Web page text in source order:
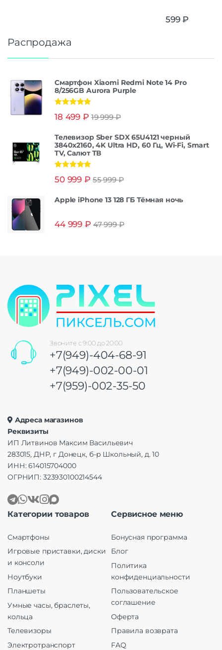
599₽
Распродажа
Смартфон Xiaomi Redmi Note 14 Pro
8/256GB Aurora Purple
из 5
18 499 ₽ 19 999₽
Телевизор Sber SDX 65U4121 черный
3840x2160, 4K Ultra HD, 60 Гц, Wi-Fi, Smart
TV, Салют ТВ
из 5
50 999 ₽ 55 999₽
Apple iPhone 13 128 ГБ Тёмная ночь
44 999 ₽ 47 999₽
Звоните с 9:00 до 20:00
+7(949)-404-68-91
+7(949)-002-00-01
+7(959)-002-35-50
Адреса магазинов
Реквизиты
ИП Литвинов Максим Васильевич
283015, ДНР, г Донецк, б-р Школьный, д. 10
ИНН: 614015704000
ОГРНИП: 323930100214544
Категории товаров
Смартфоны
Игровые приставки, диски
и консоли
Ноутбуки
Планшеты
Умные часы, браслеты,
кольца
Телевизоры
Электротранспорт
Сервисное меню
Бонусная программа
Блог
Политика
конфиденциальности
Пользовательское
соглашение
Оферта
Правила возврата
FAQ